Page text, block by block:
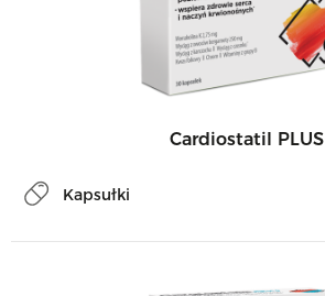
Cardiostatil PLUS
Kapsułki